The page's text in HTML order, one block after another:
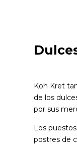
Koh Kret
de los
por sus
Los
postres de